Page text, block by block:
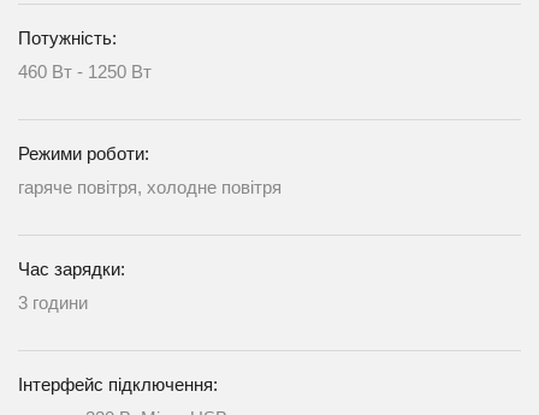
Потужність:
460 Вт - 1250 Вт
Режими роботи:
гаряче повітря, холодне повітря
Час зарядки:
3 години
Інтерфейс підключення: